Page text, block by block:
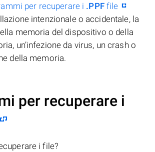
per recuperare i .PPFfile
intenzionale o accidentale, la
memoria del dispositivo o della
un’infezione da virus, un crash o
della memoria.
per recuperare i
i file?